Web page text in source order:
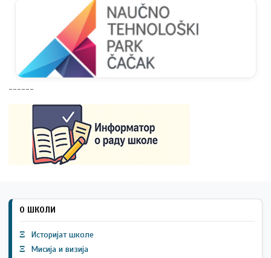
------
О ШКОЛИ
Ξ
Историјат школе
Ξ
Мисија и визија